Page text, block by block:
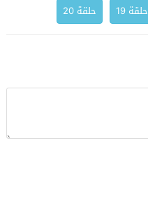
حلقة 19 حلقة 20